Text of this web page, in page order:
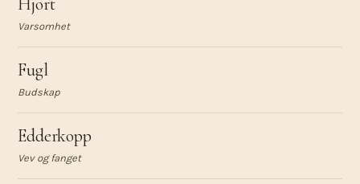
Varsomhet
Fugl
Budskap
Edderkopp
Vev og fanget